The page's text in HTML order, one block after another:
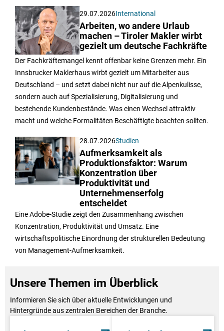
29.07.2026International
Arbeiten, wo andere Urlaub
machen – Tiroler Makler wirbt
gezielt um deutsche Fachkräfte
Der Fachkräftemangel kennt offenbar keine Grenzen mehr. Ein
Innsbrucker Maklerhaus wirbt gezielt um Mitarbeiter aus
Deutschland – und setzt dabei nicht nur auf die Alpenkulisse,
sondern auch auf Spezialisierung, Digitalisierung und
bestehende Kundenbestände. Was einen Wechsel attraktiv
macht und welche Formalitäten Beschäftigte beachten sollten.
28.07.2026Studien
Aufmerksamkeit als
Produktionsfaktor: Warum
Konzentration über
Produktivität und
Unternehmenserfolg
entscheidet
Eine Adobe-Studie zeigt den Zusammenhang zwischen
Konzentration, Produktivität und Umsatz. Eine
wirtschaftspolitische Einordnung der strukturellen Bedeutung
von Management-Aufmerksamkeit.
Unsere Themen im Überblick
Informieren Sie sich über aktuelle Entwicklungen und
Hintergründe aus zentralen Bereichen der Branche.